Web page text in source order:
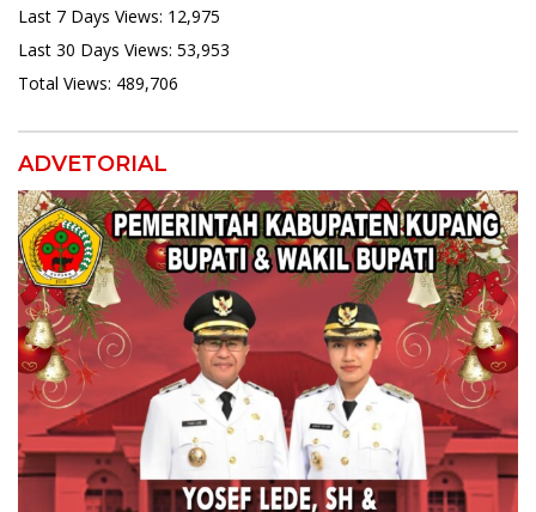
Last 7 Days Views: 12,975
Last 30 Days Views: 53,953
Total Views: 489,706
ADVETORIAL